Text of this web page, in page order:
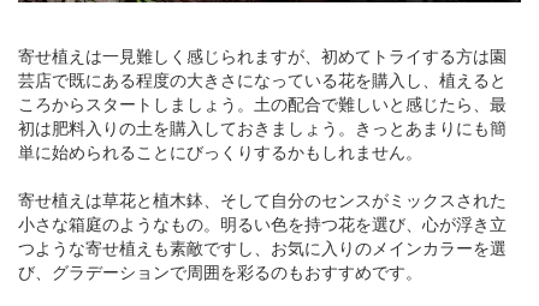
寄せ植えは一見難しく感じられますが、初めてトライする方は園
芸店で既にある程度の大きさになっている花を購入し、植えると
ころからスタートしましょう。土の配合で難しいと感じたら、最
初は肥料入りの土を購入しておきましょう。きっとあまりにも簡
単に始められることにびっくりするかもしれません。
寄せ植えは草花と植木鉢、そして自分のセンスがミックスされた
小さな箱庭のようなもの。明るい色を持つ花を選び、心が浮き立
つような寄せ植えも素敵ですし、お気に入りのメインカラーを選
び、グラデーションで周囲を彩るのもおすすめです。